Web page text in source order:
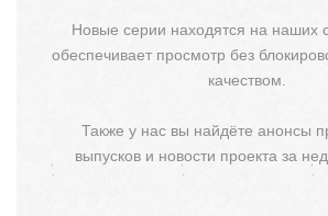
Новые серии находятся на наших
обеспечивает просмотр без
качеством.
Также у нас вы найдёте анонсы
выпусков и новости проекта за